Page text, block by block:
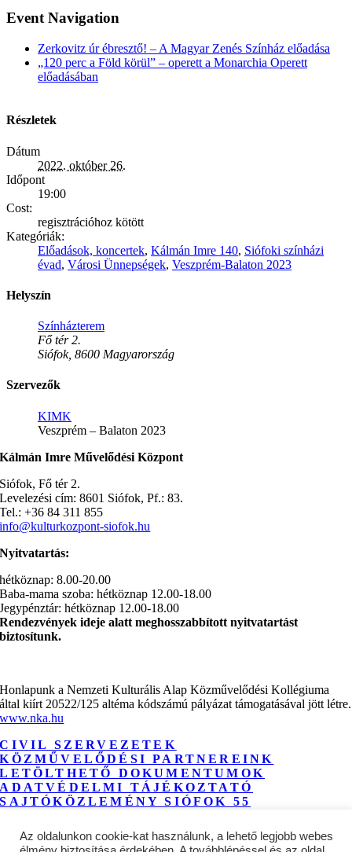
Event Navigation
Zerkovitz úr ébresztő! – A Magyar Zenés Színház előadása
„120 perc a Föld körül” – operett a Monarchia Operett
előadásában
Részletek
Dátum
2022. október 26.
Időpont
19:00
Cost:
regisztrációhoz kötött
Kategóriák:
Előadások, koncertek, Kálmán Imre 140, Siófoki színházi
évad, Városi Ünnepségek, Veszprém-Balaton 2023
Helyszín
Színházterem
Fő tér 2.
Siófok, 8600 Magyarország
Szervezők
KIMK
Veszprém – Balaton 2023
Kálmán Imre Művelődési Központ
Siófok, Fő tér 2.
Levelezési cím: 8601 Siófok, Pf.: 83.
Tel.: +36 84 311 855
info@kulturkozpont-siofok.hu
Nyitvatartás:
hétköznap: 8.00-20.00
Baba-mama szoba: hétköznap 12.00-18.00
Jegypénztár: hétköznap 12.00-18.00
Rendezvények ideje alatt meghosszabbított nyitvatartást
biztosítunk.
Honlapunk a Nemzeti Kulturális Alap Közművelődési Kollégiuma
által kiírt 20522/125 altéma kódszámú pályázat támogatásával jött létre.
www.nka.hu
CIVIL SZERVEZETEK
KÖZMŰVELŐDÉSI PARTNEREINK
LETÖLTHETŐ DOKUMENTUMOK
ADATVÉDELMI TÁJÉKOZTATÓ
SAJTÓKÖZLEMÉNY SIÓFOK 55
NYEREMÉNYJÁTÉK ADATKEZELÉSI
TÁJÉKOZTATÓ
Az oldalunkon cookie-kat használunk, a lehető legjobb webes